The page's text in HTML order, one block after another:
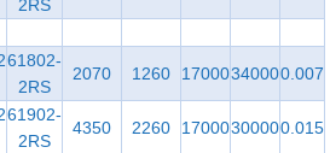
2RS
61802-
2RS
2070 1260 17000340000.007
61902-
2RS
4350 2260 17000300000.015